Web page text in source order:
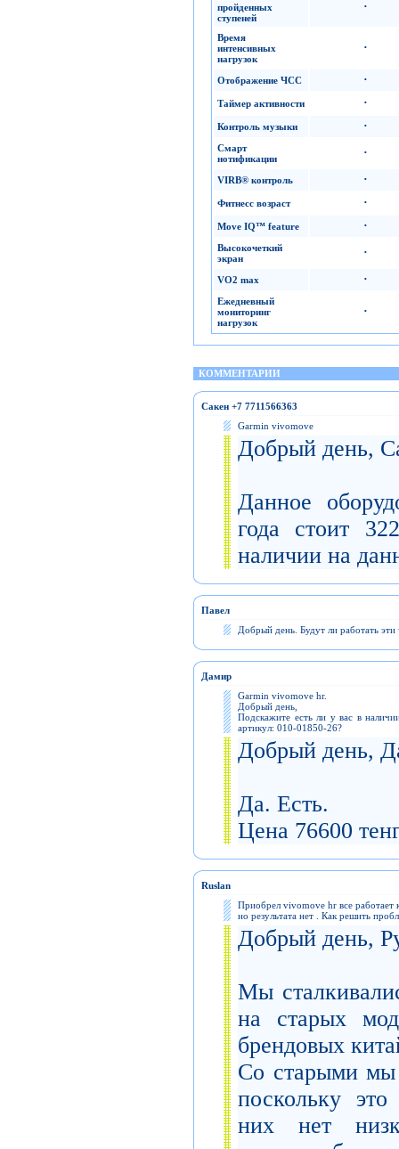
пройденных
ступеней
·
Время
интенсивных
нагрузок
·
Отображение ЧСС ·
Таймер активности ·
Контроль музыки ·
Смарт
нотификации
·
VIRB® контроль ·
Фитнесс возраст ·
Move IQ™ feature ·
Высокочеткий
экран
·
VO2 max ·
Ежедневный
мониторинг
нагрузок
·
КОММЕНТАРИИ
Сакен +7 7711566363
Garmin vivomove
Добрый день,
Данное
года стоит
наличии на
Павел
Добрый день. Будут ли работать
Дамир
Garmin vivomove hr.
Добрый день,
Подскажите есть ли у вас в
артикул: 010-01850-26?
Добрый день,
Да. Есть.
Цена 76600
Ruslan
Приобрел vivomove hr все работает
но результата нет . Как решить
Добрый день,
Мы
на старых
брендовых
Со старыми мы
поскольку
них нет